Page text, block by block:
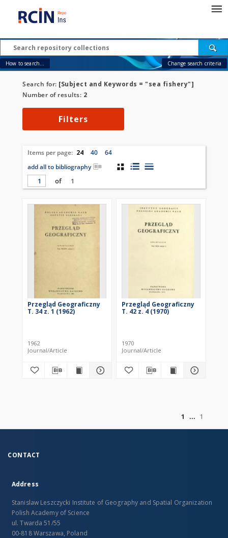
How to search... Change search criteria
Search for: [Subject and Keywords = "sea fishery"]
Number of results: 2
Filters
Items per page: 24 40
64
add all to bibliography
of
1
Przegląd Geograficzny
T. 34 z. 1 (1962)
1962
Journal/Article
Przegląd Geograficzny
T. 42 z. 4 (1970)
1970
Journal/Article
1
1
CONTACT
Address
Stanislaw Leszczycki Institute of Geography and Spatial Organization
Polish Academy of Science
ul. Twarda 51/55
00-818 Warszawa, Poland